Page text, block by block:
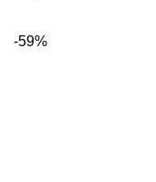
-59%